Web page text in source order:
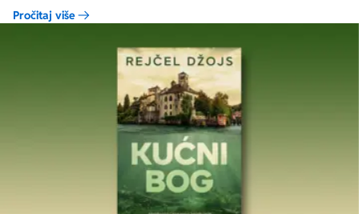
priložene ilustracije govore više od reči, a ono što je nacrtano često
Pročitaj više